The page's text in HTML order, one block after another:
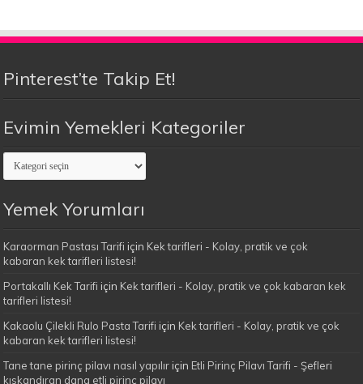
Pinterest’te Takip Et!
Evimin Yemekleri Kategoriler
Evimin
Yemekleri
Kategoriler
Yemek Yorumları
Karaorman Pastası Tarifi için Kek tarifleri - Kolay, pratik ve çok
kabaran kek tarifleri listesi!
Portakallı Kek Tarifi için Kek tarifleri - Kolay, pratik ve çok kabaran kek
tarifleri listesi!
Kakaolu Çilekli Rulo Pasta Tarifi için Kek tarifleri - Kolay, pratik ve çok
kabaran kek tarifleri listesi!
Tane tane pirinç pilavı nasıl yapılır için Etli Pirinç Pilavı Tarifi - Şefleri
kıskandıran dana etli pirinç pilavı